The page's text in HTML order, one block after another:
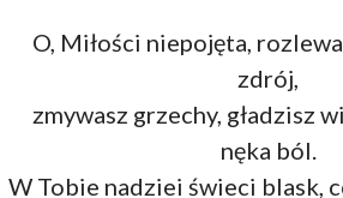
O, Miłości niepojęta,
zdrój,
zmywasz grzechy, gładzisz
nęka ból.
W Tobie nadziei świeci blask,